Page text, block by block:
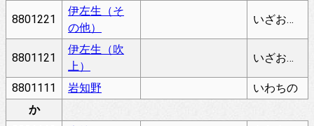
8801221
伊左生（そ
の他）
いざお（そのた）
8801121
伊左生（吹
上）
いざお（ふきあげ）
8801111 岩知野
いわちの
か